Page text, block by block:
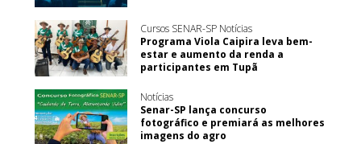
Cursos SENAR-SP Notícias
Programa Viola Caipira leva bem-
estar e aumento da renda a
participantes em Tupã
Notícias
Senar-SP lança concurso
fotográfico e premiará as melhores
imagens do agro